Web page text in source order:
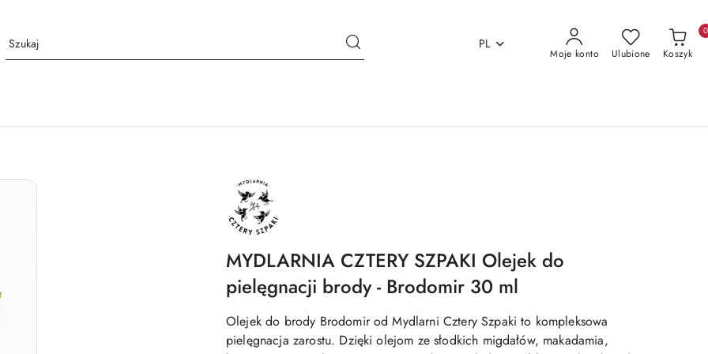
PL
Moje konto Ulubione Koszyk
0
NAZWA
PRODUCENTA:
MYDLARNIA
CZTERY
SZPAKI
MYDLARNIA CZTERY SZPAKI Olejek do
pielęgnacji brody - Brodomir 30 ml
Olejek do brody Brodomir od Mydlarni Cztery Szpaki to kompleksowa
pielęgnacja zarostu. Dzięki olejom ze słodkich migdałów, makadamia,